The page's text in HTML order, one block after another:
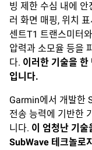
빙 제한 수심 내에
러 화면 매핑, 위치
센트T1 트랜스미터
압력과 소모율 등을
다. 이러한 기술을
입니다.
Garmin에서 개발한
전송 능력에 기반한
니다. 이 엄청난 기술
SubWave 테크놀로